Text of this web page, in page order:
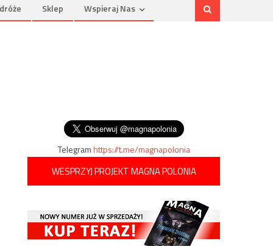
Sklep Wspieraj Nas
Telegramhttps://t.me/magnapolonia
WESPRZYJ PROJEKT MAGNA POLONIA